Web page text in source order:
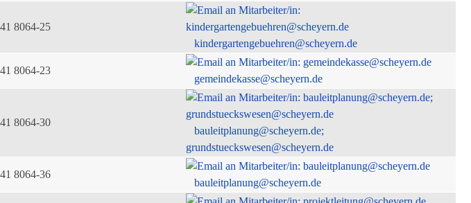
8064-25
kindergartengebuehren@scheyern.de
8064-23
gemeindekasse@scheyern.de
8064-30
bauleitplanung@scheyern.de;
grundstueckswesen@scheyern.de
8064-36
bauleitplanung@scheyern.de